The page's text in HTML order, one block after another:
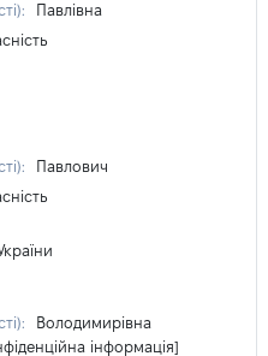
Павлівна
Павлович
Володимирівна
інформація]